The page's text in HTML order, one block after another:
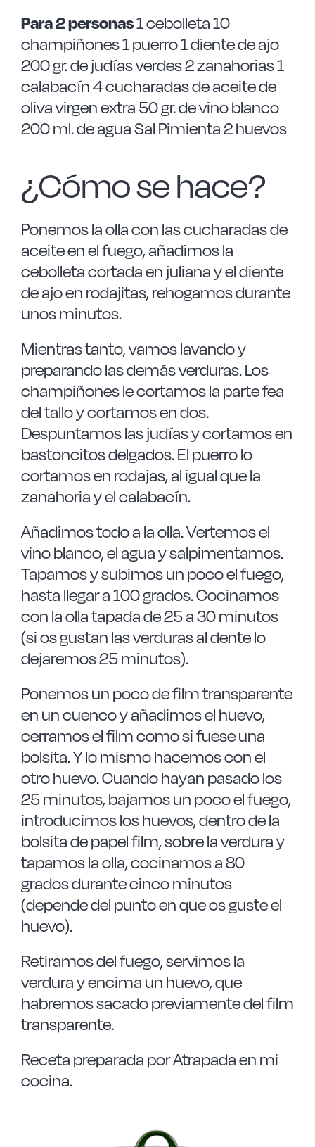
Para 2 personas1 cebolleta 10
champiñones 1 puerro 1 diente de ajo
200 gr. de judías verdes 2 zanahorias 1
calabacín 4 cucharadas de aceite de
oliva virgen extra 50 gr. de vino blanco
200 ml. de agua Sal Pimienta 2 huevos
¿Cómo se hace?
Ponemos la olla con las cucharadas de
aceite en el fuego, añadimos la
cebolleta cortada en juliana y el diente
de ajo en rodajitas, rehogamos durante
unos minutos.
Mientras tanto, vamos lavando y
preparando las demás verduras. Los
champiñones le cortamos la parte fea
del tallo y cortamos en dos.
Despuntamos las judías y cortamos en
bastoncitos delgados. El puerro lo
cortamos en rodajas, al igual que la
zanahoria y el calabacín.
Añadimos todo a la olla. Vertemos el
vino blanco, el agua y salpimentamos.
Tapamos y subimos un poco el fuego,
hasta llegar a 100 grados. Cocinamos
con la olla tapada de 25 a 30 minutos
(si os gustan las verduras al dente lo
dejaremos 25 minutos).
Ponemos un poco de film transparente
en un cuenco y añadimos el huevo,
cerramos el film como si fuese una
bolsita. Y lo mismo hacemos con el
otro huevo. Cuando hayan pasado los
25 minutos, bajamos un poco el fuego,
introducimos los huevos, dentro de la
bolsita de papel film, sobre la verdura y
tapamos la olla, cocinamos a 80
grados durante cinco minutos
(depende del punto en que os guste el
huevo).
Retiramos del fuego, servimos la
verdura y encima un huevo, que
habremos sacado previamente del film
transparente.
Receta preparada por Atrapada en mi
cocina.